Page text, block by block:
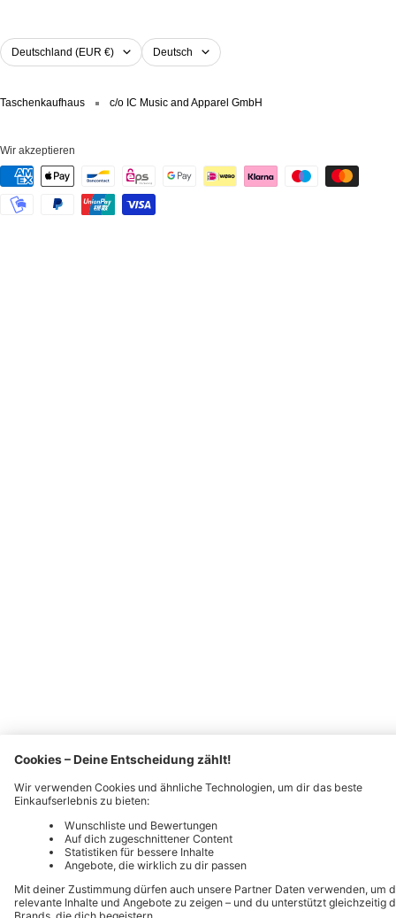
Land/Region Deutschland (EUR €) Sprache
Deutsch
Taschenkaufhaus c/o IC Music and Apparel GmbH
Wir akzeptieren